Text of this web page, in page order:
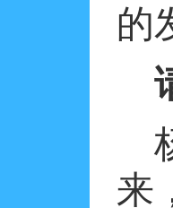
的
来